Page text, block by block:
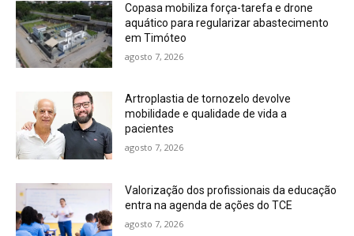
Copasa mobiliza força-tarefa e drone
aquático para regularizar abastecimento
em Timóteo
agosto 7, 2026
Artroplastia de tornozelo devolve
mobilidade e qualidade de vida a
pacientes
agosto 7, 2026
Valorização dos profissionais da educação
entra na agenda de ações do TCE
agosto 7, 2026